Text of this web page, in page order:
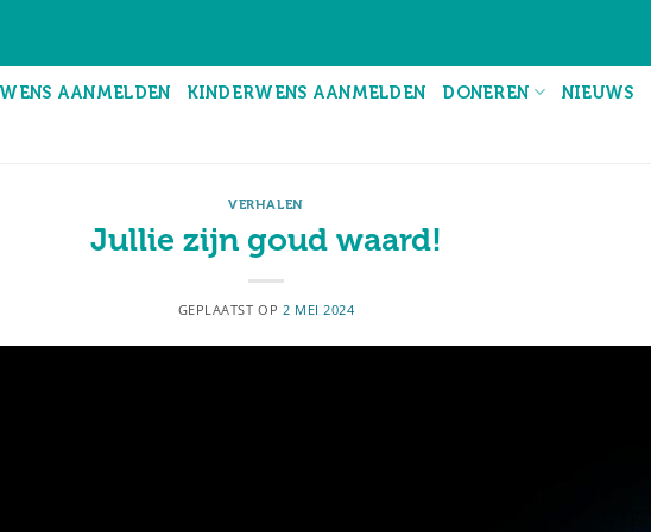
WENS AANMELDEN KINDERWENS AANMELDEN DONEREN NIEUWS
VERHALEN
Jullie zijn goud waard!
GEPLAATST OP 2 MEI 2024